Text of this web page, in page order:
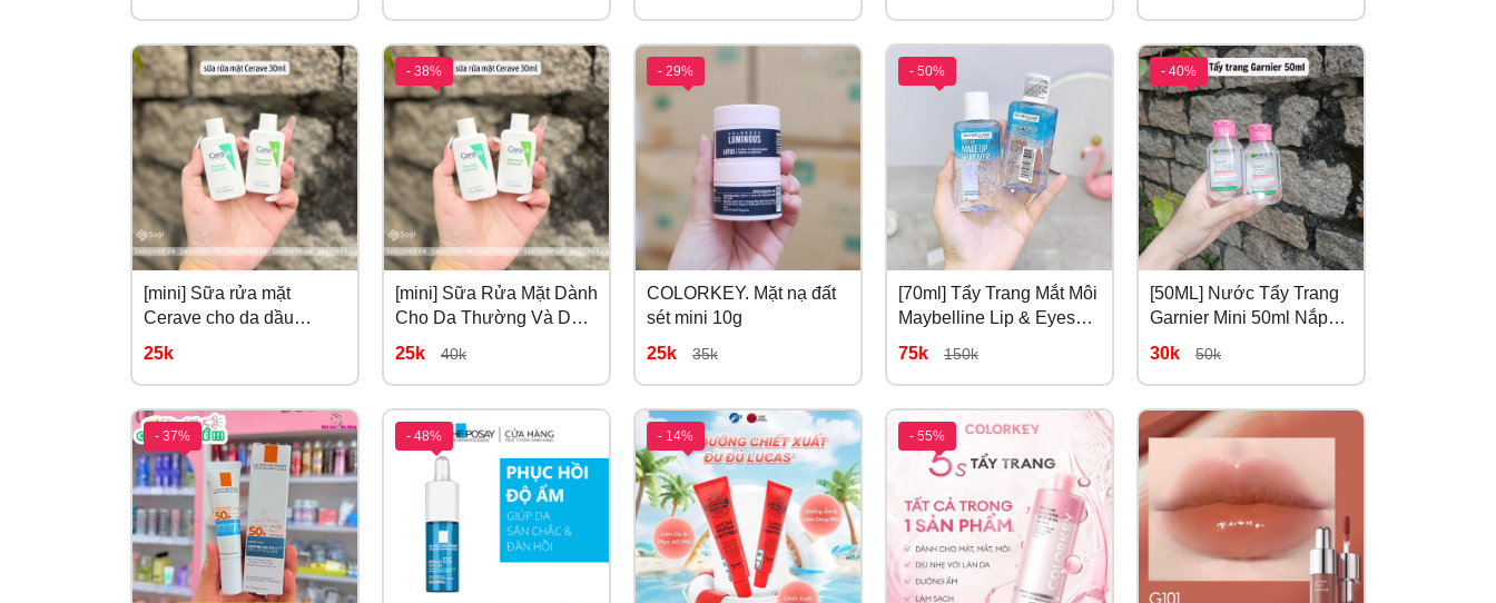
[mini] Sữa rửa mặt
Cerave cho da dầu
Cerave Foaming
Oily Skin 30ml
25k
- 38%
[mini] Sữa Rửa Mặt Dành
Cho Da Thường Và Da
Khô Cerave Hydrating
Dry Skin 30ml
25k 40k
- 29%
COLORKEY. Mặt nạ đất
sét mini 10g
25k
35k
- 50%
[70ml] Tẩy Trang Mắt Môi
Maybelline Lip & Eyes
Make Up Remover 70ml
75k 150k
- 40%
[50ML] Nước Tẩy Trang
Garnier Mini 50ml Nắp
Hồng Phù Hợp Da Nhạy
30k 50k
- 37% - 48% - 14% - 55%